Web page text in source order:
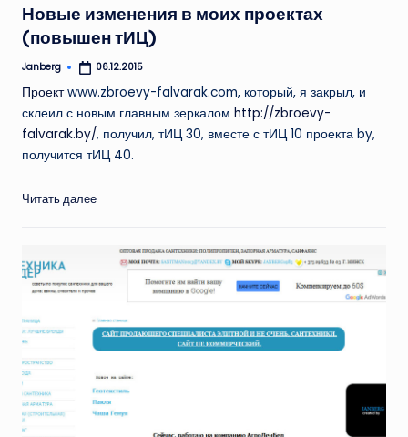
Новые изменения в моих проектах
(повышен тИЦ)
Запись
Janberg 06.12.2015
Проектwww.zbroevy-falvarak.com, который, я закрыл, и
склеил с новым главным зеркалом http://zbroevy-
falvarak.by/, получил, тИЦ 30, вместе с тИЦ 10 проекта by,
получится тИЦ 40.
Читать далее